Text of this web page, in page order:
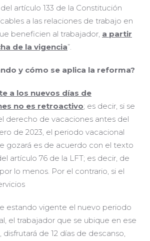
artículo 133 de la Constitución
a las relaciones de trabajo en
beneficien al trabajador, a partir
de la vigencia”.
y cómo se aplica la reforma?
a los nuevos días de
no es retroactivo; es decir, si se
derecho de vacaciones antes del
de 2023, el periodo vacacional
gozará es de acuerdo con el texto
artículo 76 de la LFT; es decir, de
lo menos. Por el contrario, si el
estando vigente el nuevo periodo
el trabajador que se ubique en ese
disfrutará de 12 días de descanso,